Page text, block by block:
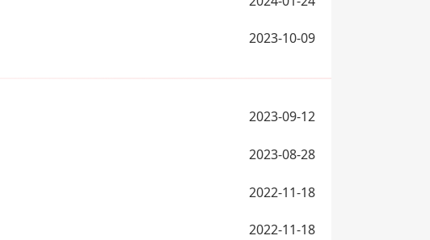
2023-10-09
2023-09-12
2023-08-28
2022-11-18
2022-11-18